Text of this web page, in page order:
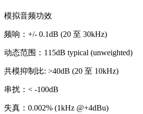
模拟音频功效
频响：+/- 0.1dB (20 至 30kHz)
动态范围：115dB typical (unweighted)
共模抑制比: >40dB (20 至 10kHz)
串扰：< -100dB
失真：0.002% (1kHz @+4dBu)